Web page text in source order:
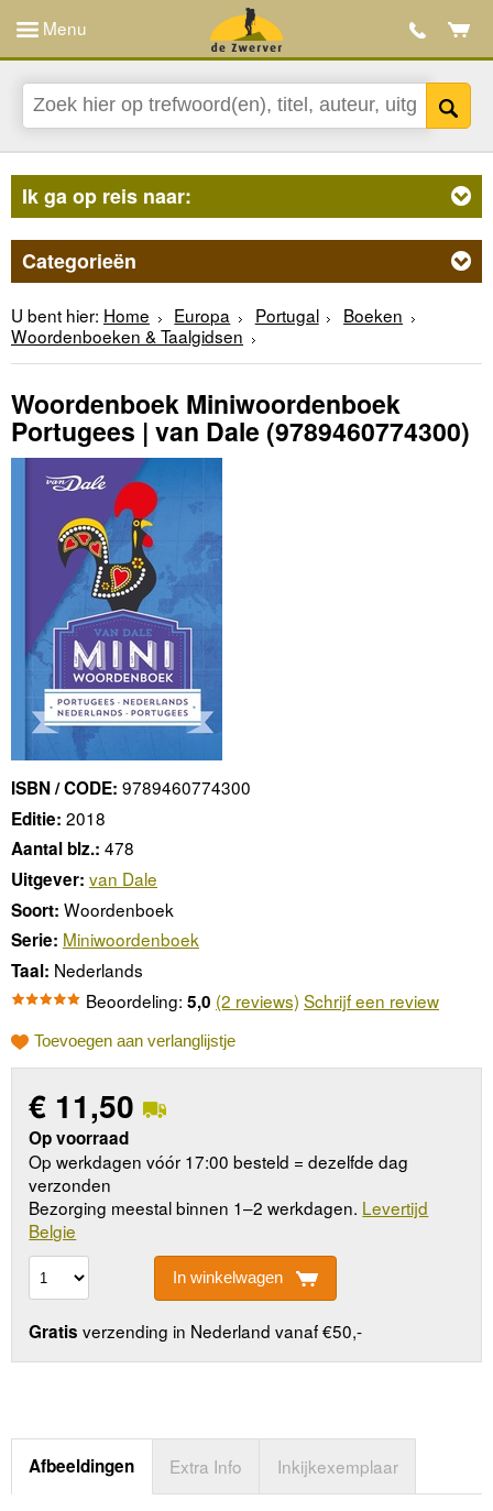
Menu
Ik ga op reis naar:
Categorieën
U bent hier: Home Europa Portugal
Boeken
Woordenboeken & Taalgidsen
Woordenboek Miniwoordenboek
Portugees | van Dale (9789460774300)
ISBN / CODE: 9789460774300
Editie: 2018
Aantal blz.: 478
Uitgever: van Dale
Soort: Woordenboek
Serie: Miniwoordenboek
Taal: Nederlands
Beoordeling: 5,0 (2 reviews) Schrijf een review
Toevoegen aan verlanglijstje
€ 11,50
Op voorraad
Op werkdagen vóór 17:00 besteld = dezelfde dag
verzonden
Bezorging meestal binnen 1–2 werkdagen. Levertijd
Belgie
In winkelwagen
Gratis verzending in Nederland vanaf €50,-
Afbeeldingen Extra Info Inkijkexemplaar